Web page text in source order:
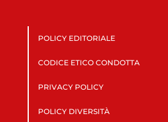
POLICY EDITORIALE
CODICE ETICO CONDOTTA
PRIVACY POLICY
POLICY DIVERSITÀ